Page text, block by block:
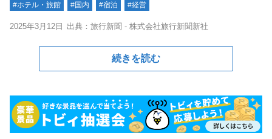
#ホテル・旅館 #国内 #宿泊 #経営
2025年3月12日 出典：旅行新聞 - 株式会社旅行新聞新社
続きを読む